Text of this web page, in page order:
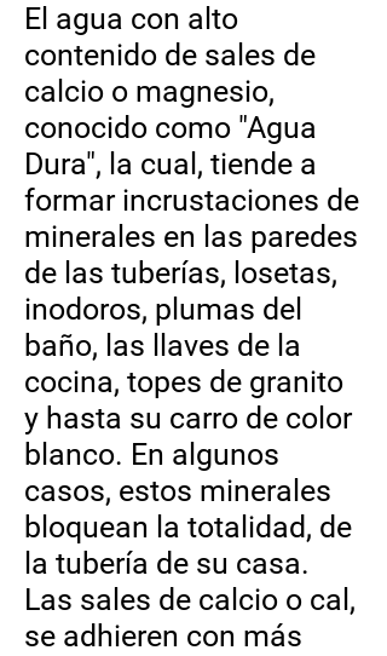
El agua con alto
contenido de sales de
calcio o magnesio,
conocido como "Agua
Dura", la cual, tiende a
formar incrustaciones de
minerales en las paredes
de las tuberías, losetas,
inodoros, plumas del
baño, las llaves de la
cocina, topes de granito
y hasta su carro de color
blanco. En algunos
casos, estos minerales
bloquean la totalidad, de
la tubería de su casa.
Las sales de calcio o cal,
se adhieren con más